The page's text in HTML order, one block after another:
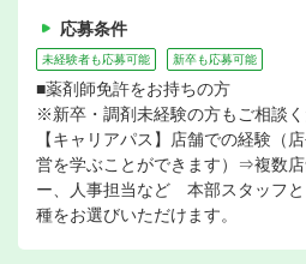
応募条件
未経験者も応募可能 新卒も応募可能
■薬剤師免許をお持ちの方
※新卒・調剤未経験の方もご相談く
【キャリアパス】店舗での経験（
営を学ぶことができます）⇒複数
ー、人事担当など 本部スタッフ
種をお選びいただけます。